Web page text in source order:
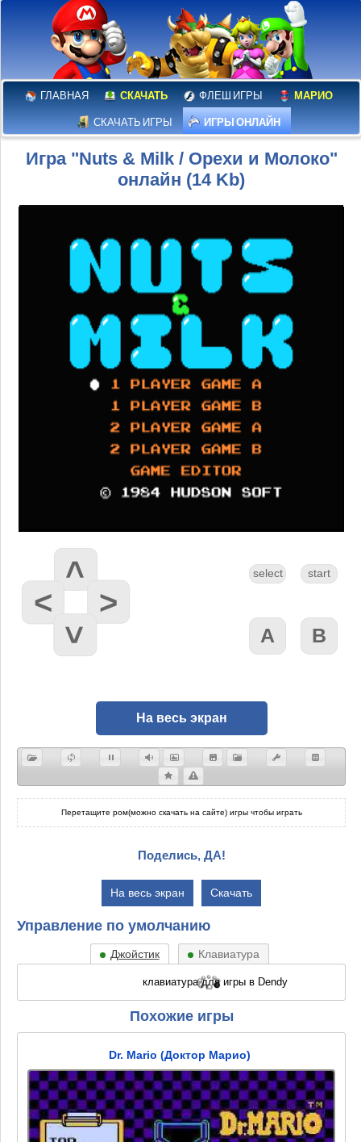
ГЛАВНАЯ СКАЧАТЬ ФЛЕШ ИГРЫ МАРИО
СКАЧАТЬ ИГРЫ ИГРЫ ОНЛАЙН
Игра "Nuts & Milk / Орехи и Молоко"
онлайн (14 Kb)
На весь экран
Перетащите ром(можно скачать на сайте) игры чтобы играть
Поделись, ДА!
На весь экран Скачать
Управление по умолчанию
Джойстик Клавиатура
Похожие игры
Dr. Mario (Доктор Марио)